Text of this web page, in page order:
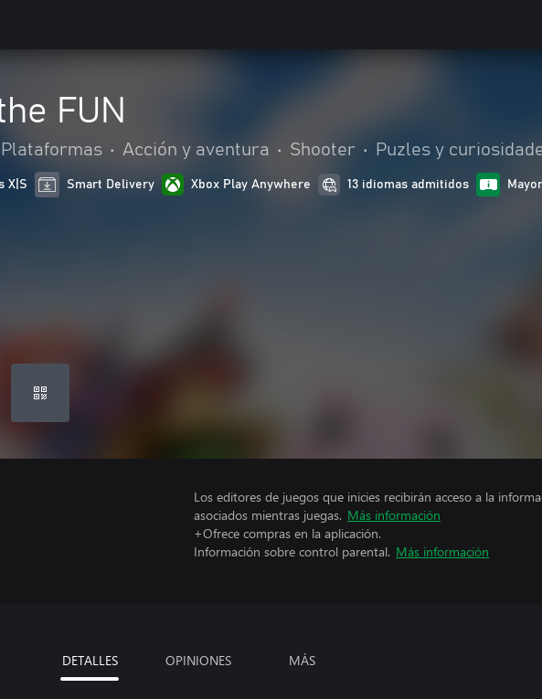
FUN
Plataformas • Acción y aventura • Shooter • Puzles y
X|S Smart Delivery Xbox Play Anywhere 13 idiomas admitidos
Los editores de juegos que inicies recibirán acceso a la
asociados mientras juegas. Más información
+Ofrece compras en la aplicación.
Información sobre control parental. Más información
DETALLES OPINIONES MÁS